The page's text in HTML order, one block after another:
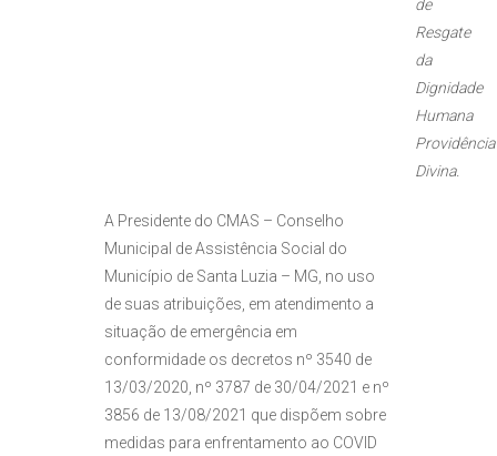
de
Resgate
da
Dignidade
Humana
Providência
Divina.
A Presidente do CMAS – Conselho
Municipal de Assistência Social do
Município de Santa Luzia – MG, no uso
de suas atribuições, em atendimento a
situação de emergência em
conformidade os decretos nº 3540 de
13/03/2020, nº 3787 de 30/04/2021 e nº
3856 de 13/08/2021 que dispõem sobre
medidas para enfrentamento ao COVID